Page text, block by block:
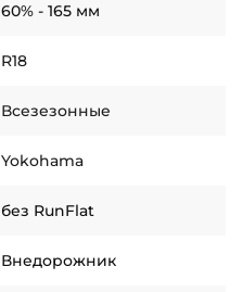
60% - 165 мм
R18
Всезезонные
Yokohama
без RunFlat
Внедорожник